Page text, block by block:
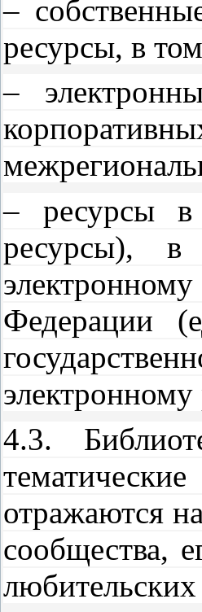
–
ресурсы, в
–
– ресурсы в
ресурсы),
Федерации
4.3.
отражаются
сообщества,